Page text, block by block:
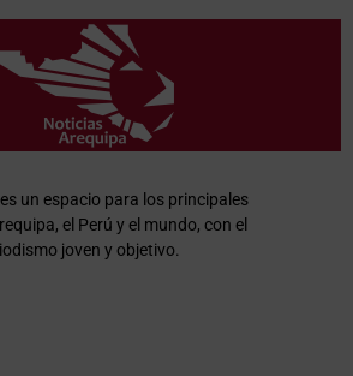
es un espacio para los principales
el Perú y el mundo, con el
joven y objetivo.